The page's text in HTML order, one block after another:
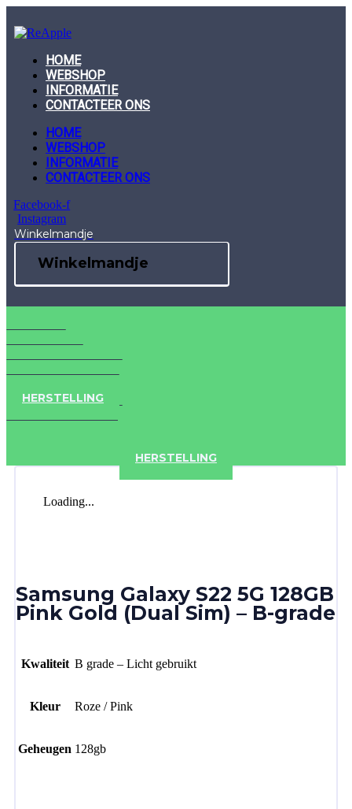
to
content
HOME
WEBSHOP
INFORMATIE
CONTACTEER ONS
HOME
WEBSHOP
INFORMATIE
CONTACTEER ONS
Facebook-f
Instagram
Winkelmandje
Winkelmandje
HERSTELLING
HERSTELLING
Loading...
Samsung Galaxy S22 5G 128GB
Pink Gold (Dual Sim) – B-grade
Kwaliteit B grade – Licht gebruikt
Kleur Roze / Pink
Geheugen 128gb